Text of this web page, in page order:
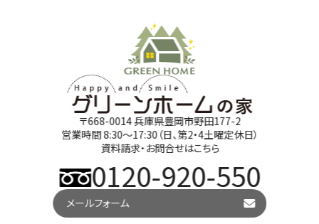
〒668-0014 兵庫県豊岡市野田177-2
営業時間 8:30～17:30（日、第2・4土曜定休日）
資料請求・お問合せはこちら
0120-920-550
メールフォーム